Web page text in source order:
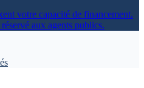
votre capacité de financement.
aux agents publics.